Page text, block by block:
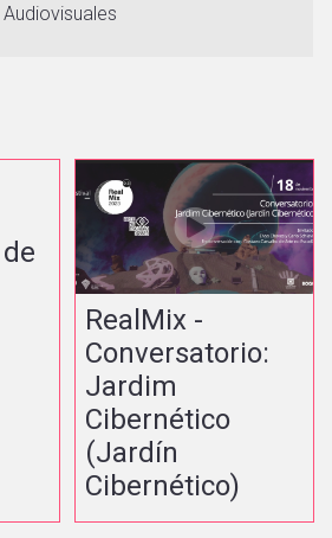
RealMix -
Conversatorio:
Jardim
Cibernético
(Jardín
Cibernético)